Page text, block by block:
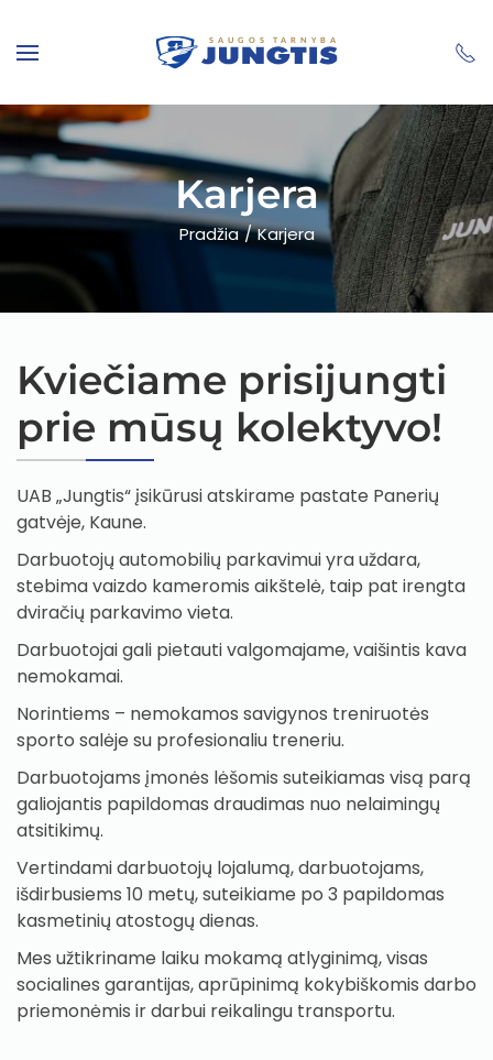
Skip to main content
Karjera
Pradžia Karjera
Kviečiame prisijungti
prie mūsų kolektyvo!
UAB „Jungtis“ įsikūrusi atskirame pastate Panerių
gatvėje, Kaune.
Darbuotojų automobilių parkavimui yra uždara,
stebima vaizdo kameromis aikštelė, taip pat irengta
dviračių parkavimo vieta.
Darbuotojai gali pietauti valgomajame, vaišintis kava
nemokamai.
Norintiems – nemokamos savigynos treniruotės
sporto salėje su profesionaliu treneriu.
Darbuotojams įmonės lėšomis suteikiamas visą parą
galiojantis papildomas draudimas nuo nelaimingų
atsitikimų.
Vertindami darbuotojų lojalumą, darbuotojams,
išdirbusiems 10 metų, suteikiame po 3 papildomas
kasmetinių atostogų dienas.
Mes užtikriname laiku mokamą atlyginimą, visas
socialines garantijas, aprūpinimą kokybiškomis darbo
priemonėmis ir darbui reikalingu transportu.